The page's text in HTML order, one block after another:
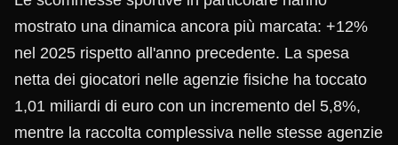
mostrato una dinamica ancora più marcata: +12%
nel 2025 rispetto all'anno precedente. La spesa
netta dei giocatori nelle agenzie fisiche ha toccato
1,01 miliardi di euro con un incremento del 5,8%,
mentre la raccolta complessiva nelle stesse agenzie